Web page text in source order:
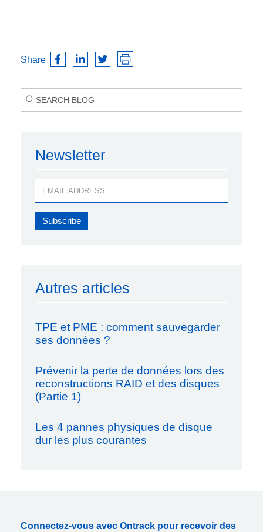
Share
Newsletter
Autres articles
TPE et PME : comment sauvegarder
ses données ?
Prévenir la perte de données lors des
reconstructions RAID et des disques
(Partie 1)
Les 4 pannes physiques de disque
dur les plus courantes
Connectez-vous avec Ontrack pour recevoir des